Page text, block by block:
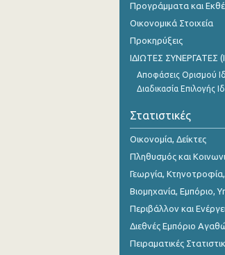
Σεπτεμβρίου
Αυγούστου
Ιουλίου 2023
Ιουνίου 2023
Μαΐου 2023
Απριλίου 2023
Μαρτίου 2023
Δεκεμβρίου
Προγράμματα και
Οικονομικά Στοιχεία
Προκηρύξεις
ΙΔΙΩΤΕΣ ΣΥΝΕΡΓΑΤΕΣ
Αποφάσεις Ορισμού
Διαδικασία Επιλογής
Στατιστικές
Οικονομία, Δείκτες
Πληθυσμός και
Γεωργία, Κτηνοτροφία,
Βιομηχανία, Εμπόριο,
Περιβάλλον και
Διεθνές Εμπόριο
Πειραματικές